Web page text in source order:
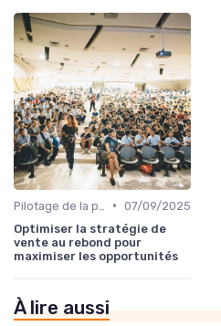
• 07/09/2025
Optimiser la stratégie de
vente au rebond pour
maximiser les opportunités
À lire aussi